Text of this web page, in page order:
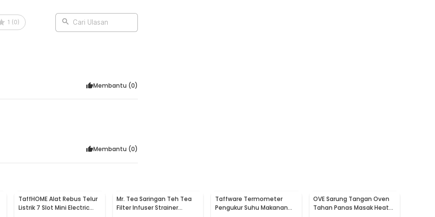
hingga makanan berlemak tinggi.
dapur aktif.
Plate - A01
1 (0) Cari Ulasan
Membantu (0)
Membantu (0)
TaffHOME Alat Rebus Telur
Listrik 7 Slot Mini Electric
Mr. Tea Saringan Teh Tea
Filter Infuser Strainer
Taffware Termometer
Pengukur Suhu Makanan
OVE Sarung Tangan Oven
Tahan Panas Masak Heat